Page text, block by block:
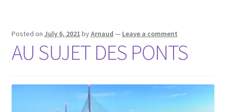
Posted on July 6, 2021 byArnaud — Leave a comment
AU SUJET DES PONTS